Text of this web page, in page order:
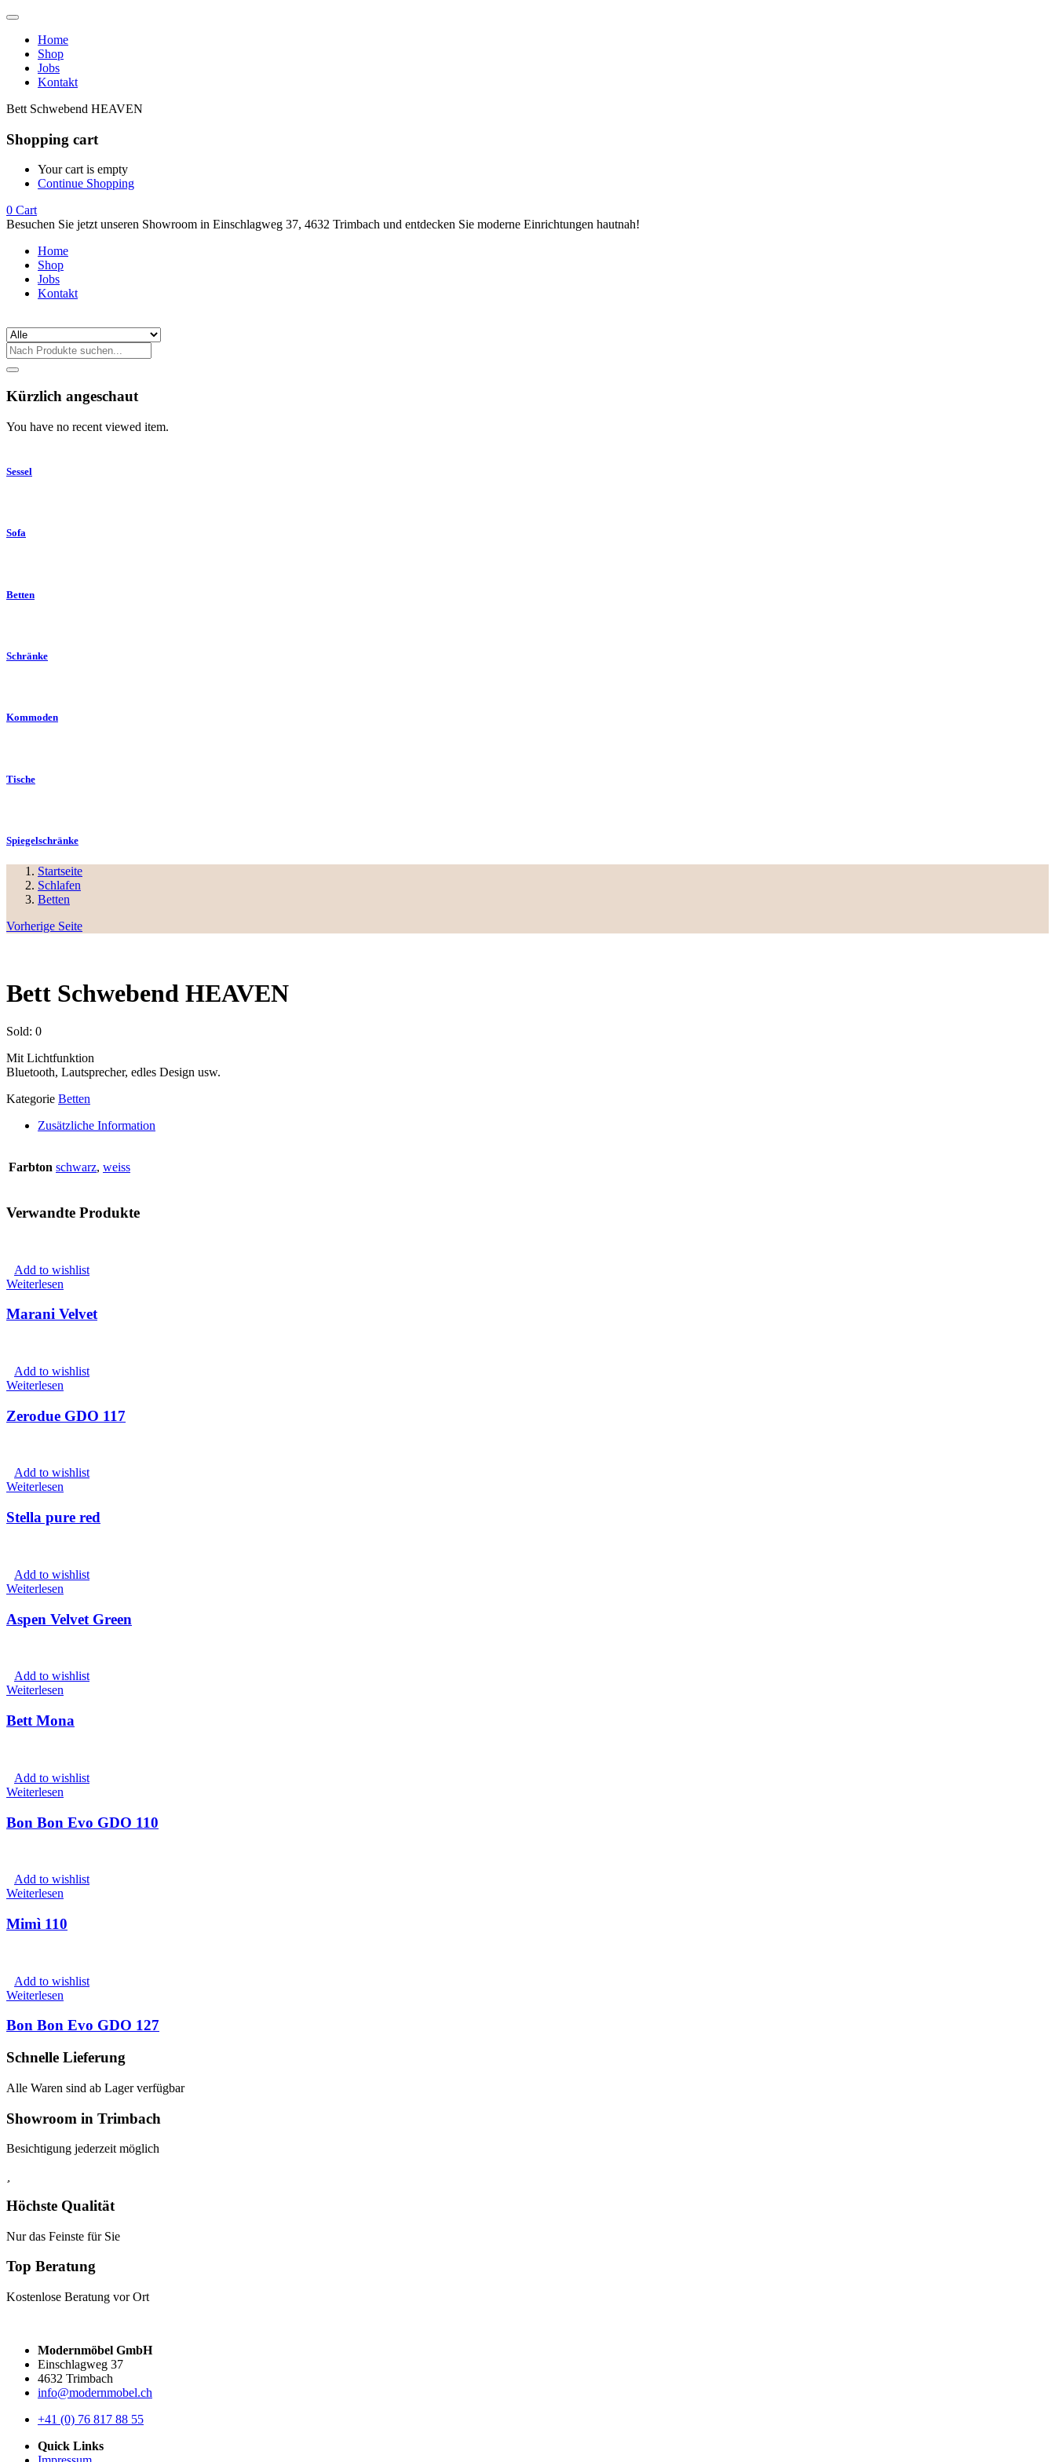
Home
Shop
Jobs
Kontakt
Bett Schwebend HEAVEN
Shopping cart
Your cart is empty
Continue Shopping
0 Cart
Besuchen Sie jetzt unseren Showroom in Einschlagweg 37, 4632 Trimbach und entdecken Sie moderne Einrichtungen hautnah!
Home
Shop
Jobs
Kontakt
Kürzlich angeschaut
You have no recent viewed item.
Sessel
Sofa
Betten
Schränke
Kommoden
Tische
Spiegelschränke
Startseite
Schlafen
Betten
Vorherige Seite
Bett Schwebend HEAVEN
Sold: 0
Mit Lichtfunktion
Bluetooth, Lautsprecher, edles Design usw.
Kategorie Betten
Zusätzliche Information
Farbton schwarz, weiss
Verwandte Produkte
Add to wishlist
Weiterlesen
Marani Velvet
Add to wishlist
Weiterlesen
Zerodue GDO 117
Add to wishlist
Weiterlesen
Stella pure red
Add to wishlist
Weiterlesen
Aspen Velvet Green
Add to wishlist
Weiterlesen
Bett Mona
Add to wishlist
Weiterlesen
Bon Bon Evo GDO 110
Add to wishlist
Weiterlesen
Mimì 110
Add to wishlist
Weiterlesen
Bon Bon Evo GDO 127
Schnelle Lieferung
Alle Waren sind ab Lager verfügbar
Showroom in Trimbach
Besichtigung jederzeit möglich
Höchste Qualität
Nur das Feinste für Sie
Top Beratung
Kostenlose Beratung vor Ort
Modernmöbel GmbH
Einschlagweg 37
4632 Trimbach
info@modernmobel.ch
+41 (0) 76 817 88 55
Quick Links